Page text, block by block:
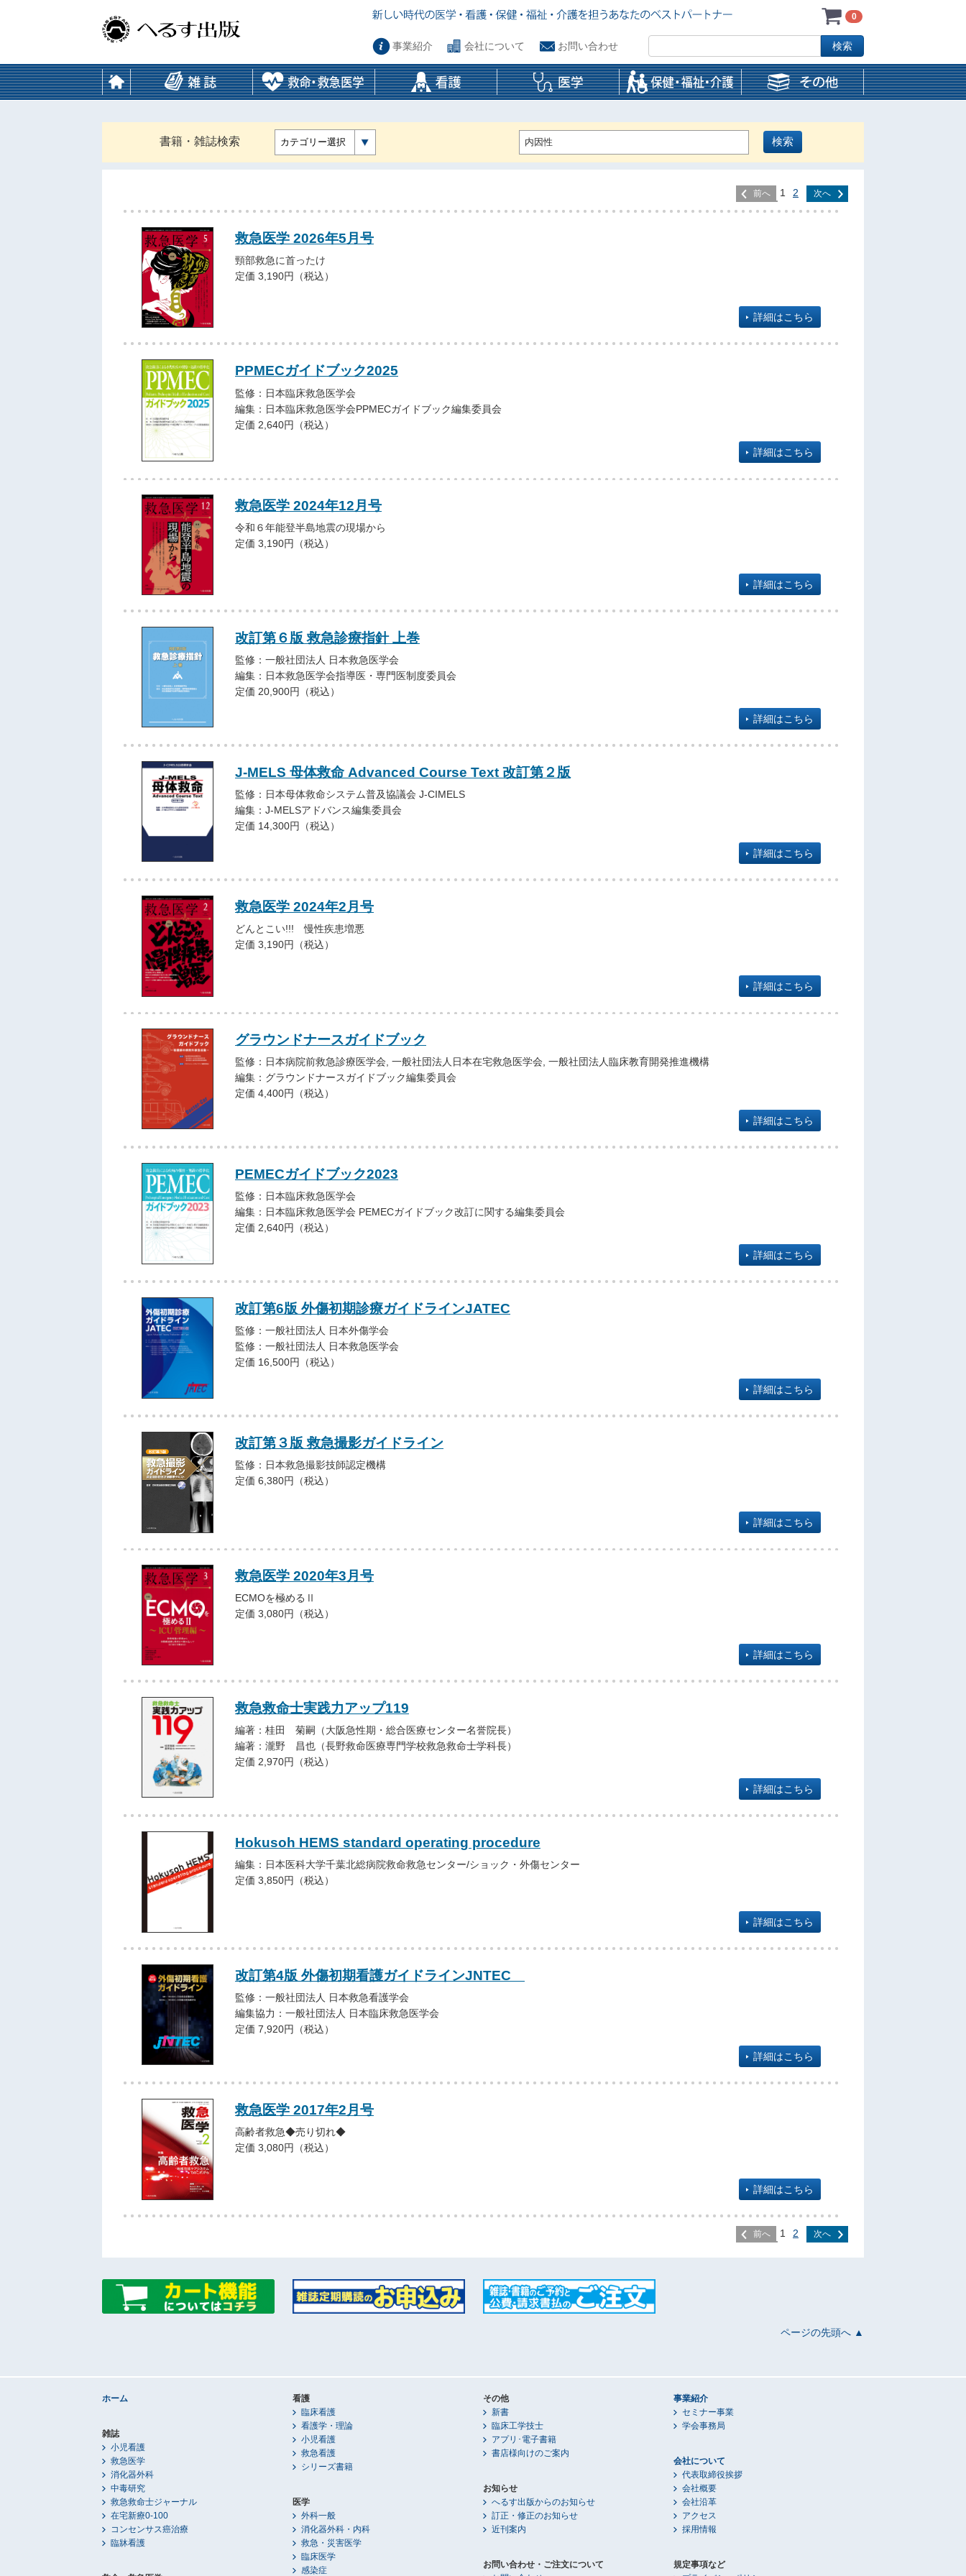
0
事業紹介 会社について お問い合わせ
書籍・雑誌検索 カテゴリー選択
前へ 1 2 次へ
救急医学 2026年5月号
頸部救急に首ったけ
定価 3,190円（税込）
詳細はこちら
PPMECガイドブック2025
監修：日本臨床救急医学会
編集：日本臨床救急医学会PPMECガイドブック編集委員会
定価 2,640円（税込）
詳細はこちら
救急医学 2024年12月号
令和６年能登半島地震の現場から
定価 3,190円（税込）
詳細はこちら
改訂第６版 救急診療指針 上巻
監修：一般社団法人 日本救急医学会
編集：日本救急医学会指導医・専門医制度委員会
定価 20,900円（税込）
詳細はこちら
J-MELS 母体救命 Advanced Course Text 改訂第２版
監修：日本母体救命システム普及協議会 J-CIMELS
編集：J-MELSアドバンス編集委員会
定価 14,300円（税込）
詳細はこちら
救急医学 2024年2月号
どんとこい!!! 慢性疾患増悪
定価 3,190円（税込）
詳細はこちら
グラウンドナースガイドブック
監修：日本病院前救急診療医学会, 一般社団法人日本在宅救急医学会, 一般社団法人臨床教育開発推進機構
編集：グラウンドナースガイドブック編集委員会
定価 4,400円（税込）
詳細はこちら
PEMECガイドブック2023
監修：日本臨床救急医学会
編集：日本臨床救急医学会 PEMECガイドブック改訂に関する編集委員会
定価 2,640円（税込）
詳細はこちら
改訂第6版 外傷初期診療ガイドラインJATEC
監修：一般社団法人 日本外傷学会
監修：一般社団法人 日本救急医学会
定価 16,500円（税込）
詳細はこちら
改訂第３版 救急撮影ガイドライン
監修：日本救急撮影技師認定機構
定価 6,380円（税込）
詳細はこちら
救急医学 2020年3月号
ECMOを極めるⅡ
定価 3,080円（税込）
詳細はこちら
救急救命士実践力アップ119
編著：桂田 菊嗣（大阪急性期・総合医療センター名誉院長）
編著：瀧野 昌也（長野救命医療専門学校救急救命士学科長）
定価 2,970円（税込）
詳細はこちら
Hokusoh HEMS standard operating procedure
編集：日本医科大学千葉北総病院救命救急センター/ショック・外傷センター
定価 3,850円（税込）
詳細はこちら
改訂第4版 外傷初期看護ガイドラインJNTEC
監修：一般社団法人 日本救急看護学会
編集協力：一般社団法人 日本臨床救急医学会
定価 7,920円（税込）
詳細はこちら
救急医学 2017年2月号
高齢者救急◆売り切れ◆
定価 3,080円（税込）
詳細はこちら
前へ 1 2 次へ
ページの先頭へ ▲
ホーム
雑誌
小児看護
救急医学
消化器外科
中毒研究
救急救命士ジャーナル
在宅新療0-100
コンセンサス癌治療
臨牀看護
看護
臨床看護
看護学・理論
小児看護
救急看護
シリーズ書籍
医学
外科一般
消化器外科・内科
救急・災害医学
臨床医学
感染症
その他
新書
臨床工学技士
アプリ･電子書籍
書店様向けのご案内
お知らせ
へるす出版からのお知らせ
訂正・修正のお知らせ
近刊案内
お問い合わせ・ご注文について
事業紹介
セミナー事業
学会事務局
会社について
代表取締役挨拶
会社概要
会社沿革
アクセス
採用情報
規定事項など